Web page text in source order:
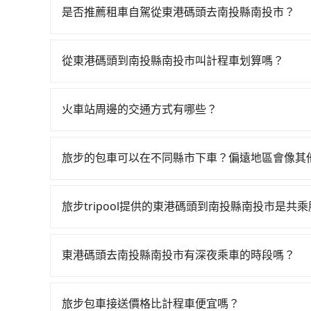
22:55，左營-台中一天最多有90班次高鐵可搭乘
車站前排班的計程車，搭上小黃後約花32分鐘、
倍。縱使幸運攔到一輛小黃了，屏東縣少部分小
tripool！如果你是獨自一人乘車，也可參考
是否推薦租車自駕從東港碼頭去南投縣南投市？
天就要來回，那在屏東路邊可隨租隨借的iRent應
預估進去，但額外的汽車保險與可能的罰單都需
理，每一次租車都好像在開樂透一樣。另外，偶
遇到下雨天或者載行李時，就顯得非常不便。
從東港碼頭到南投縣南投市叫計程車划算嗎？
話至附近的計程車隊，如東中計程車、小琉球計
倍之多。如果當天或隔天也要原路返回，南投縣
選擇。
火車站周邊的交通方式有哪些？
相對便宜經濟。 計程車：乘坐計程車到達或離開
旅步的包車可以在不同縣市下車？偏遠地區會像其
用，不會像其他業者那樣收取額外費用。但如果
旅步tripool提供的東港碼頭到南投縣南投市是共乘
司機以外，從上車到下車期間，都不會再有其他
東港碼頭去南投縣南投市有深夜乘車的時段嗎？
一日傍晚五點以前下訂預約，旅步就敢保證出車。
旅步包車接送價格比計程車便宜嗎？